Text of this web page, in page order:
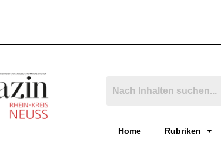
Home Rubriken